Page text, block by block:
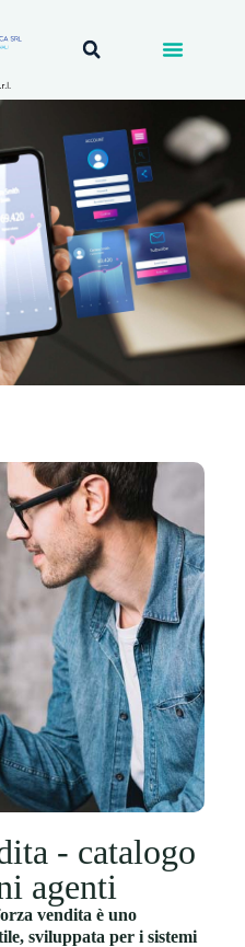
- catalogo
agenti
vendita è uno
sviluppata per i sistemi